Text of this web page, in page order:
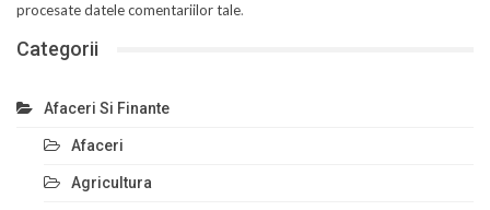
procesate datele comentariilor tale.
Categorii
Afaceri Si Finante
Afaceri
Agricultura